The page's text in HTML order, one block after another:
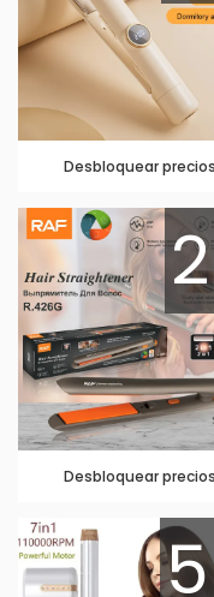
Desbloquear precios
Desbloquear precios